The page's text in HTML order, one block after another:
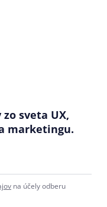
sveta UX,
marketingu.
na účely odberu